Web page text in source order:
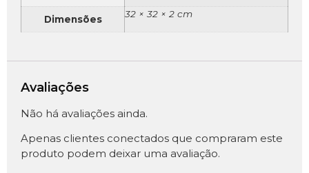
Dimensões 32 × 32 × 2 cm
Avaliações
Não há avaliações ainda.
Apenas clientes conectados que compraram este
produto podem deixar uma avaliação.